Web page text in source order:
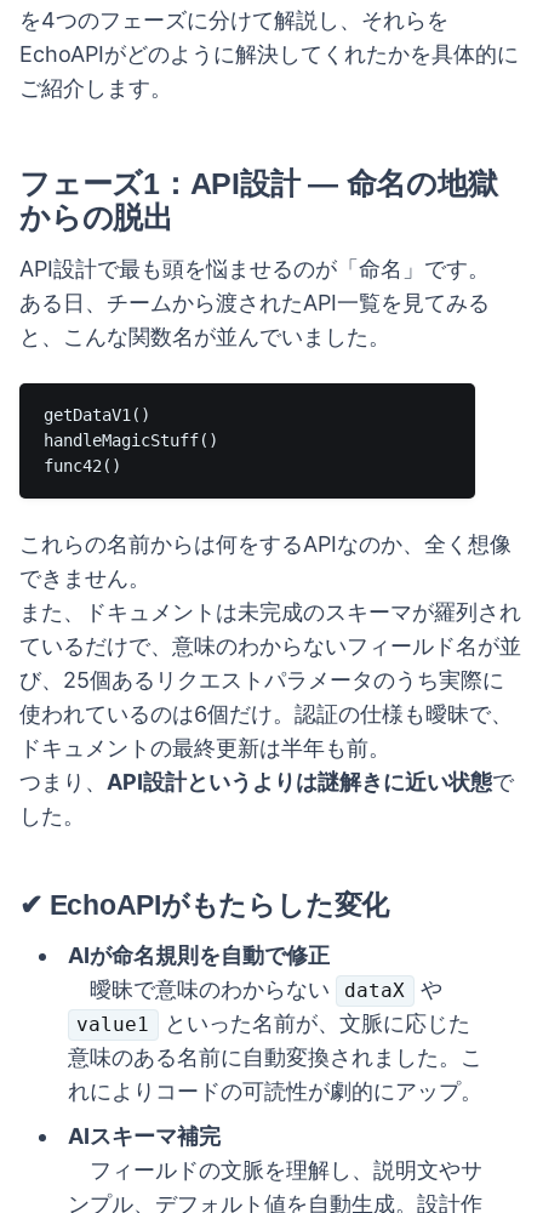
を4つのフェーズに分けて解説し、それらを
EchoAPIがどのように解決してくれたかを具体的に
ご紹介します。
フェーズ1：API設計 — 命名の地獄
からの脱出
API設計で最も頭を悩ませるのが「命名」です。
ある日、チームから渡されたAPI一覧を見てみる
と、こんな関数名が並んでいました。
getDataV1()
handleMagicStuff()
これらの名前からは何をするAPIなのか、全く想像
できません。
また、ドキュメントは未完成のスキーマが羅列され
ているだけで、意味のわからないフィールド名が並
び、25個あるリクエストパラメータのうち実際に
使われているのは6個だけ。認証の仕様も曖昧で、
ドキュメントの最終更新は半年も前。
つまり、 API設計というよりは謎解きに近い状態で
した。
✔ EchoAPIがもたらした変化
AIが命名規則を自動で修正
曖昧で意味のわからない
dataX や
value1
といった名前が、文脈に応じた
意味のある名前に自動変換されました。こ
れによりコードの可読性が劇的にアップ。
AIスキーマ補完
フィールドの文脈を理解し、説明文やサ
ンプル、デフォルト値を自動生成。設計作